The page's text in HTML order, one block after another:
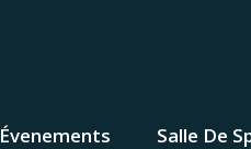
Évenements Salle De